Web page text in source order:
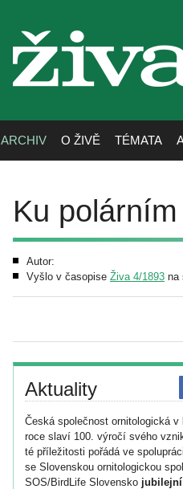
živa
ARCHIV O ŽIVĚ TÉMATA
Ku
Autor:
Vyšlo v časopise Živa 4/1893 na
Aktuality
Česká společnost ornitologická v
roce slaví 100. výročí svého
té příležitosti pořádá ve spolupráci
se Slovenskou ornitologickou
SOS/BirdLife Slovensko jubilejní